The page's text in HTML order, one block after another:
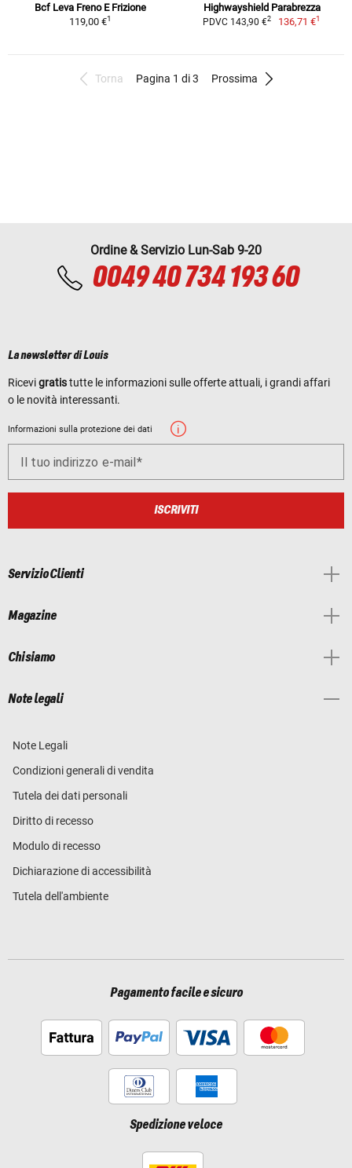
Bcf Leva Freno E Frizione
119,00 €1
Highwayshield Parabrezza
PDVC 143,90 €2 136,71 €1
Torna Pagina 1 di 3 Prossima
Ordine & Servizio Lun-Sab 9-20
0049 40 734 193 60
La newsletter di Louis
Ricevigratistutte le informazioni sulle offerte attuali, i grandi affari
o le novità interessanti.
Informazioni sulla protezione dei dati
Il tuo indirizzo e-mail
ISCRIVITI
Servizio Clienti
Magazine
Chi siamo
Note legali
Note Legali
Condizioni generali di vendita
Tutela dei dati personali
Diritto di recesso
Modulo di recesso
Dichiarazione di accessibilità
Tutela dell'ambiente
Pagamento facile e sicuro
Spedizione veloce